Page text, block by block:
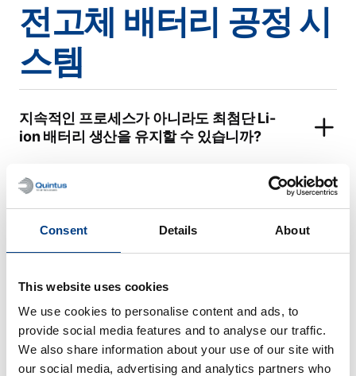
Consent Details About
This website uses cookies
We use cookies to personalise content and ads, to
provide social media features and to analyse our traffic.
We also share information about your use of our site with
our social media, advertising and analytics partners who
전고체 배터리 공정 시
스템
지속적인 프로세스가 아니라도 최첨단 Li-
ion 배터리 생산을 유지할 수 있습니까?
식품 가공
View all
HPP의 주요 적용 산업은 무엇입니까?